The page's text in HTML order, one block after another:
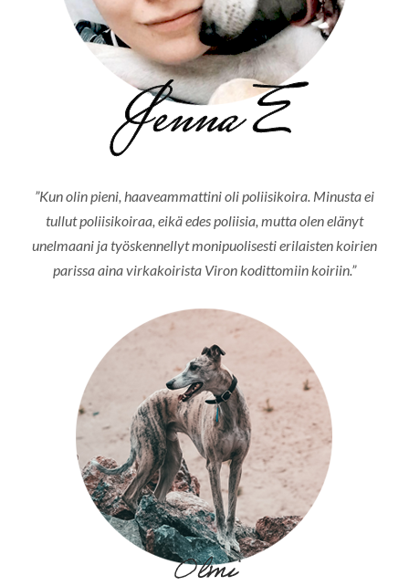
”Kun olin pieni, haaveammattini oli poliisikoira. Minusta ei
tullut poliisikoiraa, eikä edes poliisia, mutta olen elänyt
unelmaani ja työskennellyt monipuolisesti erilaisten koirien
parissa aina virkakoirista Viron kodittomiin koiriin.”